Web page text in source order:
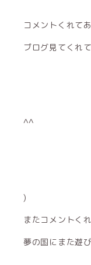
コメントくれて
ブログ見てくれ
^^
)
またコメントく
夢の国にまた遊